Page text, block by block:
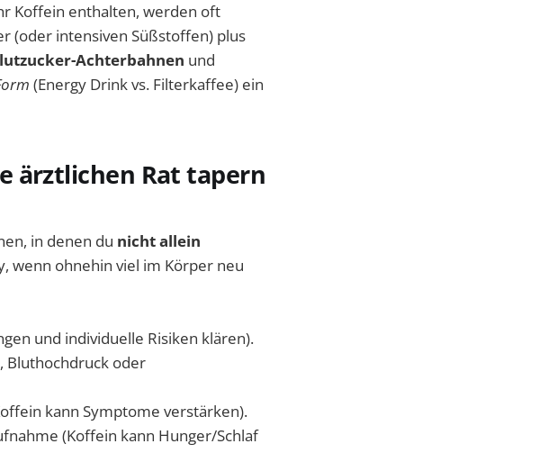
Koffein enthalten, werden oft
(oder intensiven Süßstoffen) plus
Achterbahnen und
(Energy Drink vs. Filterkaffee) ein
ärztlichen Rat tapern
in denen du nicht allein
wenn ohnehin viel im Körper neu
und individuelle Risiken klären).
Bluthochdruck oder
kann Symptome verstärken).
(Koffein kann Hunger/Schlaf